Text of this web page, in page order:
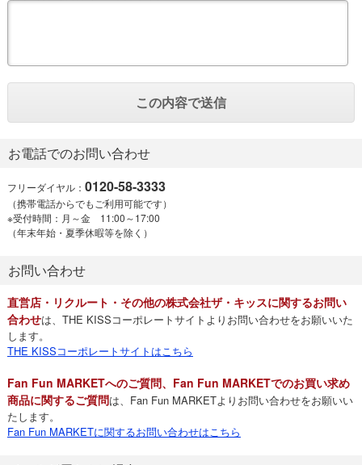
お電話でのお問い合わせ
フリーダイヤル： 0120-58-3333
（携帯電話からでもご利用可能です）
※受付時間：月～金 11:00～17:00
（年末年始・夏季休暇等を除く）
お問い合わせ
直営店・リクルート・その他の株式会社ザ・キッスに関するお問い
合わせは、THE KISSコーポレートサイトよりお問い合わせをお願いいた
します。
THE KISSコーポレートサイトはこちら
Fan Fun MARKETへのご質問、Fan Fun MARKETでのお買い求め
商品に関するご質問は、Fan Fun MARKETよりお問い合わせをお願いい
たします。
Fan Fun MARKETに関するお問い合わせはこちら